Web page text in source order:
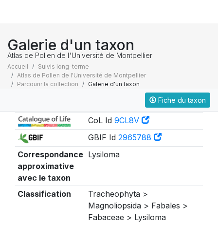
Galerie d'un taxon
Atlas de Pollen de l'Université de Montpellier
Accueil
Suivis long-terme
Atlas de Pollen de l'Université de Montpellier
Parcourir la collection
Galerie d'un taxon
Fiche du taxon
CoL Id 9CL8V
GBIF Id 2965788
Correspondance
approximative
avec le taxon
Lysiloma
Classification
Tracheophyta >
Magnoliopsida > Fabales >
Fabaceae > Lysiloma